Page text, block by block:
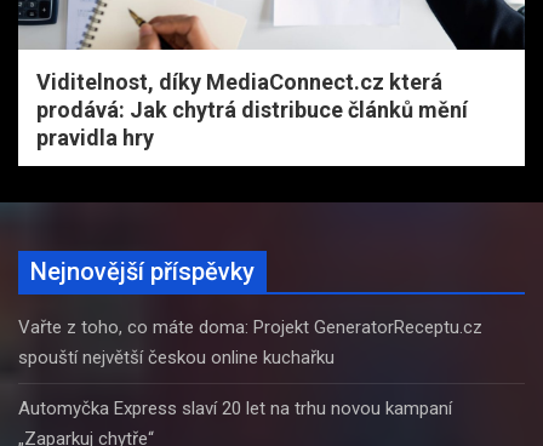
Viditelnost, díky MediaConnect.cz která
prodává: Jak chytrá distribuce článků mění
pravidla hry
Nejnovější příspěvky
Vařte z toho, co máte doma: Projekt GeneratorReceptu.cz
spouští největší českou online kuchařku
Automyčka Express slaví 20 let na trhu novou kampaní
„Zaparkuj chytře“